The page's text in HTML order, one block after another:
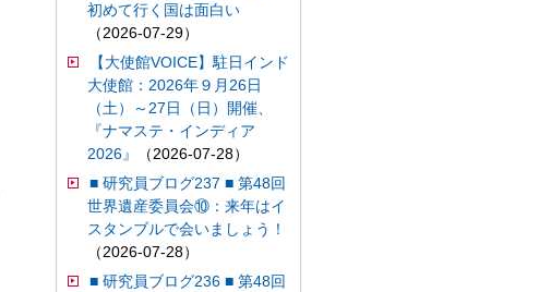
初めて行く国は面白い
（2026-07-29）
【大使館VOICE】駐日インド
大使館：2026年９月26日
（土）～27日（日）開催、
『ナマステ・インディア
2026』
（2026-07-28）
■ 研究員ブログ237 ■ 第48回
世界遺産委員会⑩：来年はイ
スタンブルで会いましょう！
（2026-07-28）
■ 研究員ブログ236 ■ 第48回